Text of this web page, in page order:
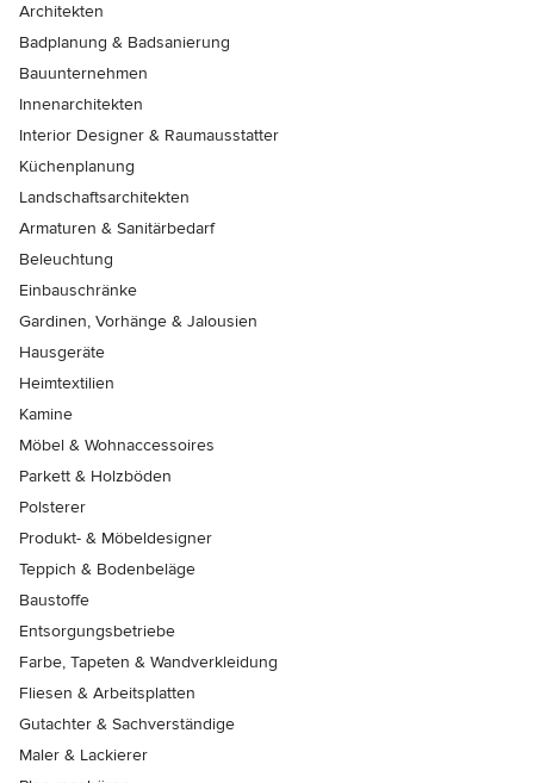
Architekten
Badplanung & Badsanierung
Bauunternehmen
Innenarchitekten
Interior Designer & Raumausstatter
Küchenplanung
Landschaftsarchitekten
Armaturen & Sanitärbedarf
Beleuchtung
Einbauschränke
Gardinen, Vorhänge & Jalousien
Hausgeräte
Heimtextilien
Kamine
Möbel & Wohnaccessoires
Parkett & Holzböden
Polsterer
Produkt- & Möbeldesigner
Teppich & Bodenbeläge
Baustoffe
Entsorgungsbetriebe
Farbe, Tapeten & Wandverkleidung
Fliesen & Arbeitsplatten
Gutachter & Sachverständige
Maler & Lackierer